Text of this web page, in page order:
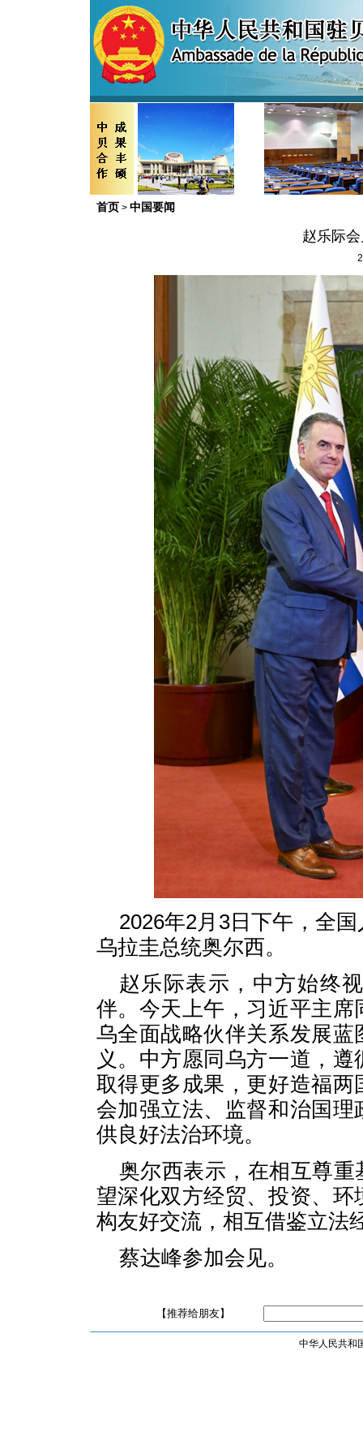
首页 > 中国要闻
赵乐际
2026年2月3日下午，全
乌拉圭总统奥尔西。
赵乐际表示，中方始终
伴。今天上午，习近平主
乌全面战略伙伴关系发展
义。中方愿同乌方一道，
取得更多成果，更好造福
会加强立法、监督和治国
供良好法治环境。
奥尔西表示，在相互尊
望深化双方经贸、投资、
构友好交流，相互借鉴立法
蔡达峰参加会见。
【推荐给朋友】
中华人民共和